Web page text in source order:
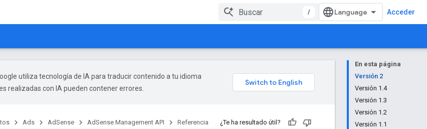
/ Acceder
En esta página
Versión 2
Versión 1.4
Versión 1.3
Versión 1.2
Versión 1.1
utiliza tecnología de IA para traducir contenido a tu idioma
realizadas con IA pueden contener errores.
Ads AdSense AdSense Management API Referencia ¿Te ha resultado útil?